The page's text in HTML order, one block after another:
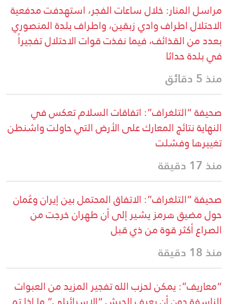
مراسل المنار: خلال ساعات الفجر، استهدفت مدفعية
الاحتلال اطراف وادي زبقين، واطراف بلدة المنصوري
بعدد من القذائف، فيما نفذت قوات الاحتلال تفجيراً
في بلدة حداثا
منذ 5 دقائق
صحيفة “التلغراف”: اتفاقات السلام تعكس في
النهاية نتائج المعارك على الأرض التي حاولت واشنطن
تغييرها وفشلت
منذ 17 دقيقة
صحيفة “التلغراف”: الاتفاق المحتمل بين إيران وعُمان
حول مضيق هرمز يشير إلى أن طهران خرجت من
الصراع أكثر قوة من ذي قبل
منذ 18 دقيقة
“معاريف”: يمكن لحزب الله تفجير المزيد من العبوات